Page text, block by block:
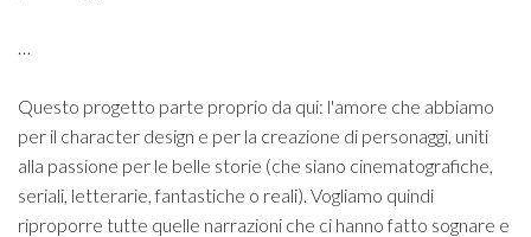
…
Questo progetto parte proprio da qui: l'amore che abbiamo
per il character design e per la creazione di personaggi, uniti
alla passione per le belle storie (che siano cinematografiche,
seriali, letterarie, fantastiche o reali). Vogliamo quindi
riproporre tutte quelle narrazioni che ci hanno fatto sognare e